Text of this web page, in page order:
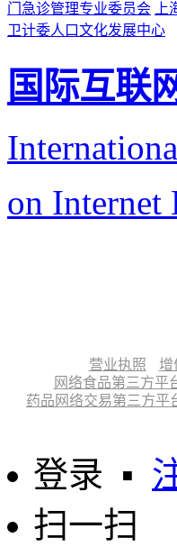
门急诊管理专业委员会 上
卫计委人口文化发展中心
国际互联
on Internet
营业执照 增
网络食品第三方平
药品网络交易第三方平
登录 ▪
扫一扫